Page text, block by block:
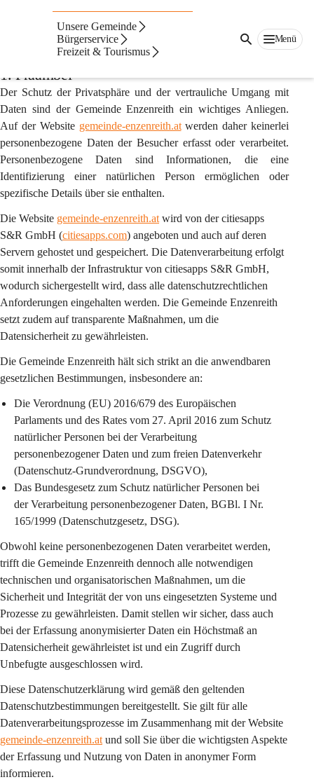
Unsere Gemeinde
Bürgerservice
Freizeit & Tourismus
Menü
Datenschutzerklärung
1. Präambel
Der Schutz der Privatsphäre und der vertrauliche Umgang mit
Daten sind der Gemeinde Enzenreith ein wichtiges Anliegen.
Auf der Website gemeinde-enzenreith.at werden daher keinerlei
personenbezogene Daten der Besucher erfasst oder verarbeitet.
Personenbezogene Daten sind Informationen, die eine
Identifizierung einer natürlichen Person ermöglichen oder
spezifische Details über sie enthalten.
Die Website gemeinde-enzenreith.at wird von der citiesapps
S&R GmbH (citiesapps.com) angeboten und auch auf deren
Servern gehostet und gespeichert. Die Datenverarbeitung erfolgt
somit innerhalb der Infrastruktur von citiesapps S&R GmbH,
wodurch sichergestellt wird, dass alle datenschutzrechtlichen
Anforderungen eingehalten werden. Die Gemeinde Enzenreith
setzt zudem auf transparente Maßnahmen, um die
Datensicherheit zu gewährleisten.
Die Gemeinde Enzenreith hält sich strikt an die anwendbaren
gesetzlichen Bestimmungen, insbesondere an:
Die Verordnung (EU) 2016/679 des Europäischen
Parlaments und des Rates vom 27. April 2016 zum Schutz
natürlicher Personen bei der Verarbeitung
personenbezogener Daten und zum freien Datenverkehr
(Datenschutz-Grundverordnung, DSGVO),
Das Bundesgesetz zum Schutz natürlicher Personen bei
der Verarbeitung personenbezogener Daten, BGBl. I Nr.
165/1999 (Datenschutzgesetz, DSG).
Obwohl keine personenbezogenen Daten verarbeitet werden,
trifft die Gemeinde Enzenreith dennoch alle notwendigen
technischen und organisatorischen Maßnahmen, um die
Sicherheit und Integrität der von uns eingesetzten Systeme und
Prozesse zu gewährleisten. Damit stellen wir sicher, dass auch
bei der Erfassung anonymisierter Daten ein Höchstmaß an
Datensicherheit gewährleistet ist und ein Zugriff durch
Unbefugte ausgeschlossen wird.
Diese Datenschutzerklärung wird gemäß den geltenden
Datenschutzbestimmungen bereitgestellt. Sie gilt für alle
Datenverarbeitungsprozesse im Zusammenhang mit der Website
gemeinde-enzenreith.at und soll Sie über die wichtigsten Aspekte
der Erfassung und Nutzung von Daten in anonymer Form
informieren.